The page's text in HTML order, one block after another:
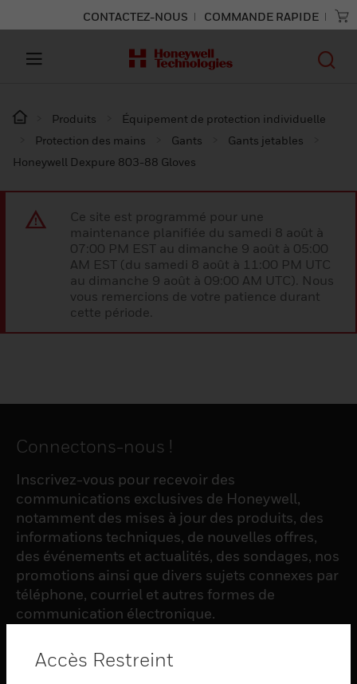
CONTACTEZ-NOUS COMMANDE RAPIDE
Produits
Équipement de protection individuelle
Protection des mains
Gants
Gants jetables
Honeywell Dexpure 803-88 Gloves
Ce site est programmé pour une
maintenance planifiée du samedi 8 août à
07:00 PM EST au dimanche 9 août à 05:00
AM EST (du samedi 8 août à 11:00 PM UTC
au dimanche 9 août à 09:00 AM UTC). Nous
vous remercions de votre patience durant
cette période.
Connectons-nous !
Inscrivez-vous pour recevoir des
communications exclusives de Honeywell,
notamment des mises à jour des produits, des
informations techniques, de nouvelles offres,
des événements et actualités, des sondages, nos
promotions ainsi que divers sujets connexes par
téléphone, courriel et autres formes de
communication électronique.
S'INSCRIRE
Accès Restreint